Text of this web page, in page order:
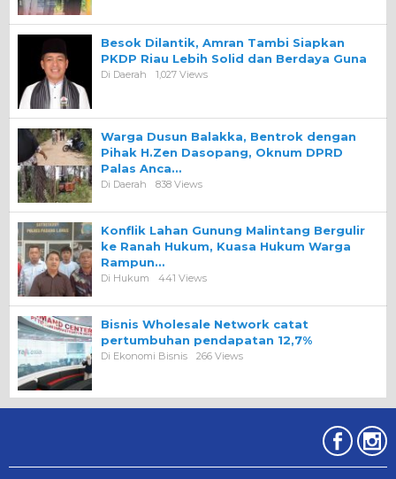
Besok Dilantik, Amran Tambi Siapkan
PKDP Riau Lebih Solid dan Berdaya Guna
Di Daerah 1,027 Views
Warga Dusun Balakka, Bentrok dengan
Pihak H.Zen Dasopang, Oknum DPRD
Palas Anca…
Di Daerah 838 Views
Konflik Lahan Gunung Malintang Bergulir
ke Ranah Hukum, Kuasa Hukum Warga
Rampun…
Di Hukum 441 Views
Bisnis Wholesale Network catat
pertumbuhan pendapatan 12,7%
Di Ekonomi Bisnis 266 Views